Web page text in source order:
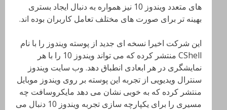
های متعدد ویندوز 10 نیز همواره به دنبال ایجاد بستری
بهینه تر برای صورت های مختلف تعامل کاربران بوده اند.
این شرکت اخیرا نسخه ای جدید از پوسته ویندوز را با نام
CShell منتشر کرده که می تواند ویندوز 10 را با هر
نمایشگری در هر ابعادی انطباق دهد. وب سایت ویندوز
سنترال ویدیویی از تجربه این پوسته بر روی ویندوز موبایل
منتشر کرده که به خوبی نشان می دهد مایکروسافت چه
مسیری را برای یکپارچه سازی تجربه ویندوز 10 دنبال می